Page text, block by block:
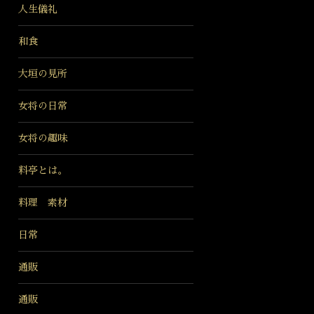
人生儀礼
和食
大垣の見所
女将の日常
女将の趣味
料亭とは。
料理 素材
日常
通販
通販